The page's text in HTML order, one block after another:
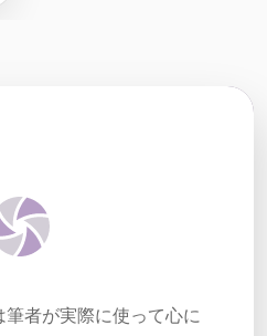
者が実際に使って心に